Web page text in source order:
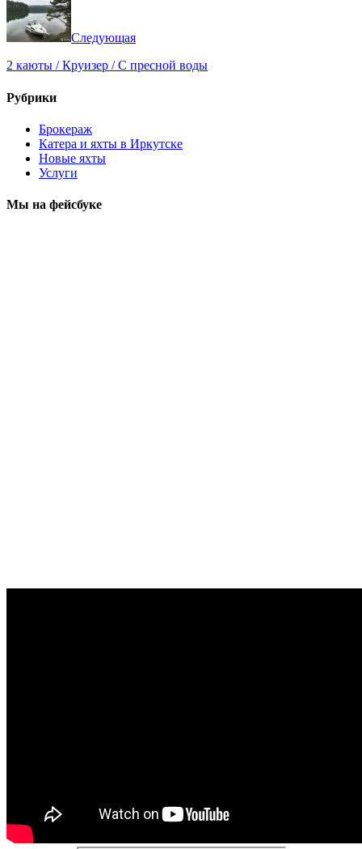
Следующая
2 каюты / Круизер / С пресной воды
Рубрики
Брокераж
Катера и яхты в Иркутске
Новые яхты
Услуги
Мы на фейсбуке